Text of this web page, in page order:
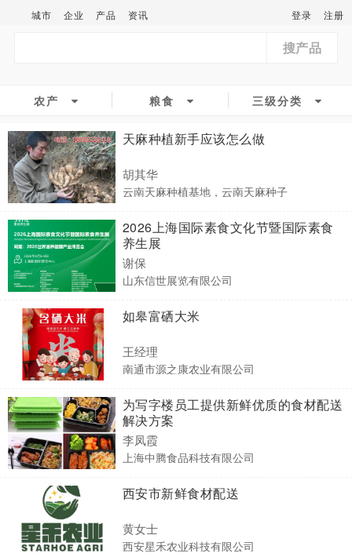
城市 企业 产品 资讯 登录 注册
搜产品
农产 粮食 三级分类
天麻种植新手应该怎么做
胡其华
云南天麻种植基地，云南天麻种子
2026上海国际素食文化节暨国际素食
养生展
谢保
山东信世展览有限公司
如皋富硒大米
王经理
南通市源之康农业有限公司
为写字楼员工提供新鲜优质的食材配送
解决方案
李凤霞
上海中腾食品科技有限公司
西安市新鲜食材配送
黄女士
西安星禾农业科技有限公司